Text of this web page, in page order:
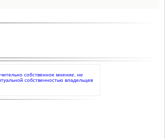
собственное мнение, не
собственностью владельцев